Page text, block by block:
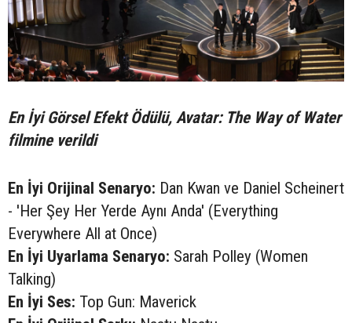
En İyi Görsel Efekt Ödülü, Avatar: The Way of Water
filmine verildi
En İyi Orijinal Senaryo: Dan Kwan ve Daniel Scheinert
- 'Her Şey Her Yerde Aynı Anda' (Everything
Everywhere All at Once)
En İyi Uyarlama Senaryo: Sarah Polley (Women
Talking)
En İyi Ses: Top Gun: Maverick